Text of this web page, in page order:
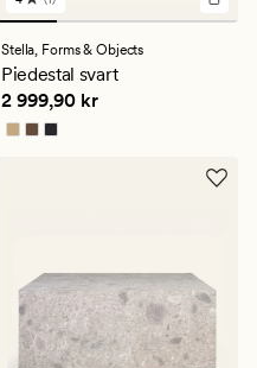
1
omdömen
med
ett
genomsnittligt
betyg
på
4
Stella, Forms & Objects
Piedestal svart
Pris 2 999,90 kr
2 999,90 kr